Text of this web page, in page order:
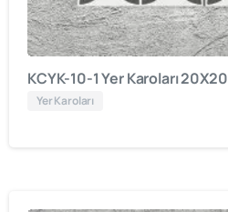
KCYK-10-1 Yer Karoları 20X20
Yer Karoları